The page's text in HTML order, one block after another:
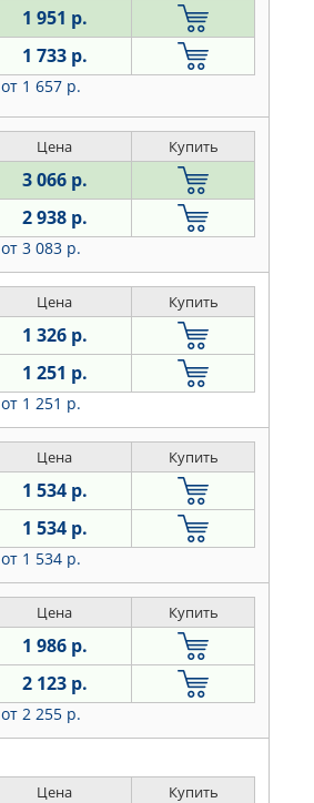
1 951 р.
1 733 р.
от 1 657 р.
Цена Купить
3 066 р.
2 938 р.
от 3 083 р.
Цена Купить
1 326 р.
1 251 р.
от 1 251 р.
Цена Купить
1 534 р.
1 534 р.
от 1 534 р.
Цена Купить
1 986 р.
2 123 р.
от 2 255 р.
Цена Купить